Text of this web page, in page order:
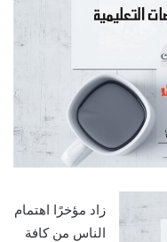
زاد مؤخرًا اهتمام
الناس من كافة